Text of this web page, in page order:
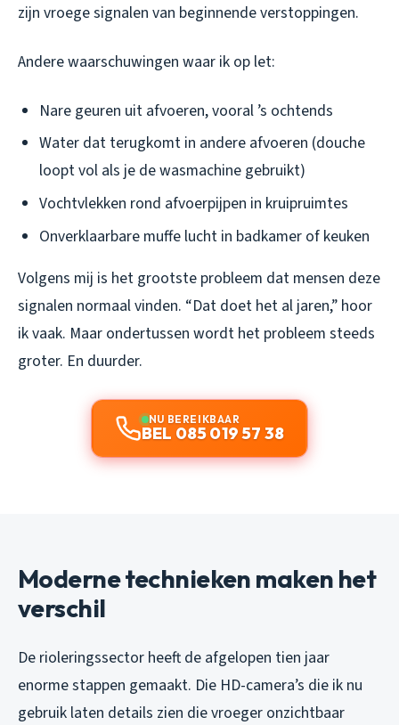
zijn vroege signalen van beginnende verstoppingen.
Andere waarschuwingen waar ik op let:
Nare geuren uit afvoeren, vooral ’s ochtends
Water dat terugkomt in andere afvoeren (douche
loopt vol als je de wasmachine gebruikt)
Vochtvlekken rond afvoerpijpen in kruipruimtes
Onverklaarbare muffe lucht in badkamer of keuken
Volgens mij is het grootste probleem dat mensen deze
signalen normaal vinden. “Dat doet het al jaren,” hoor
ik vaak. Maar ondertussen wordt het probleem steeds
groter. En duurder.
NU BEREIKBAAR
BEL 085 019 57 38
Moderne technieken maken het
verschil
De rioleringssector heeft de afgelopen tien jaar
enorme stappen gemaakt. Die HD-camera’s die ik nu
gebruik laten details zien die vroeger onzichtbaar